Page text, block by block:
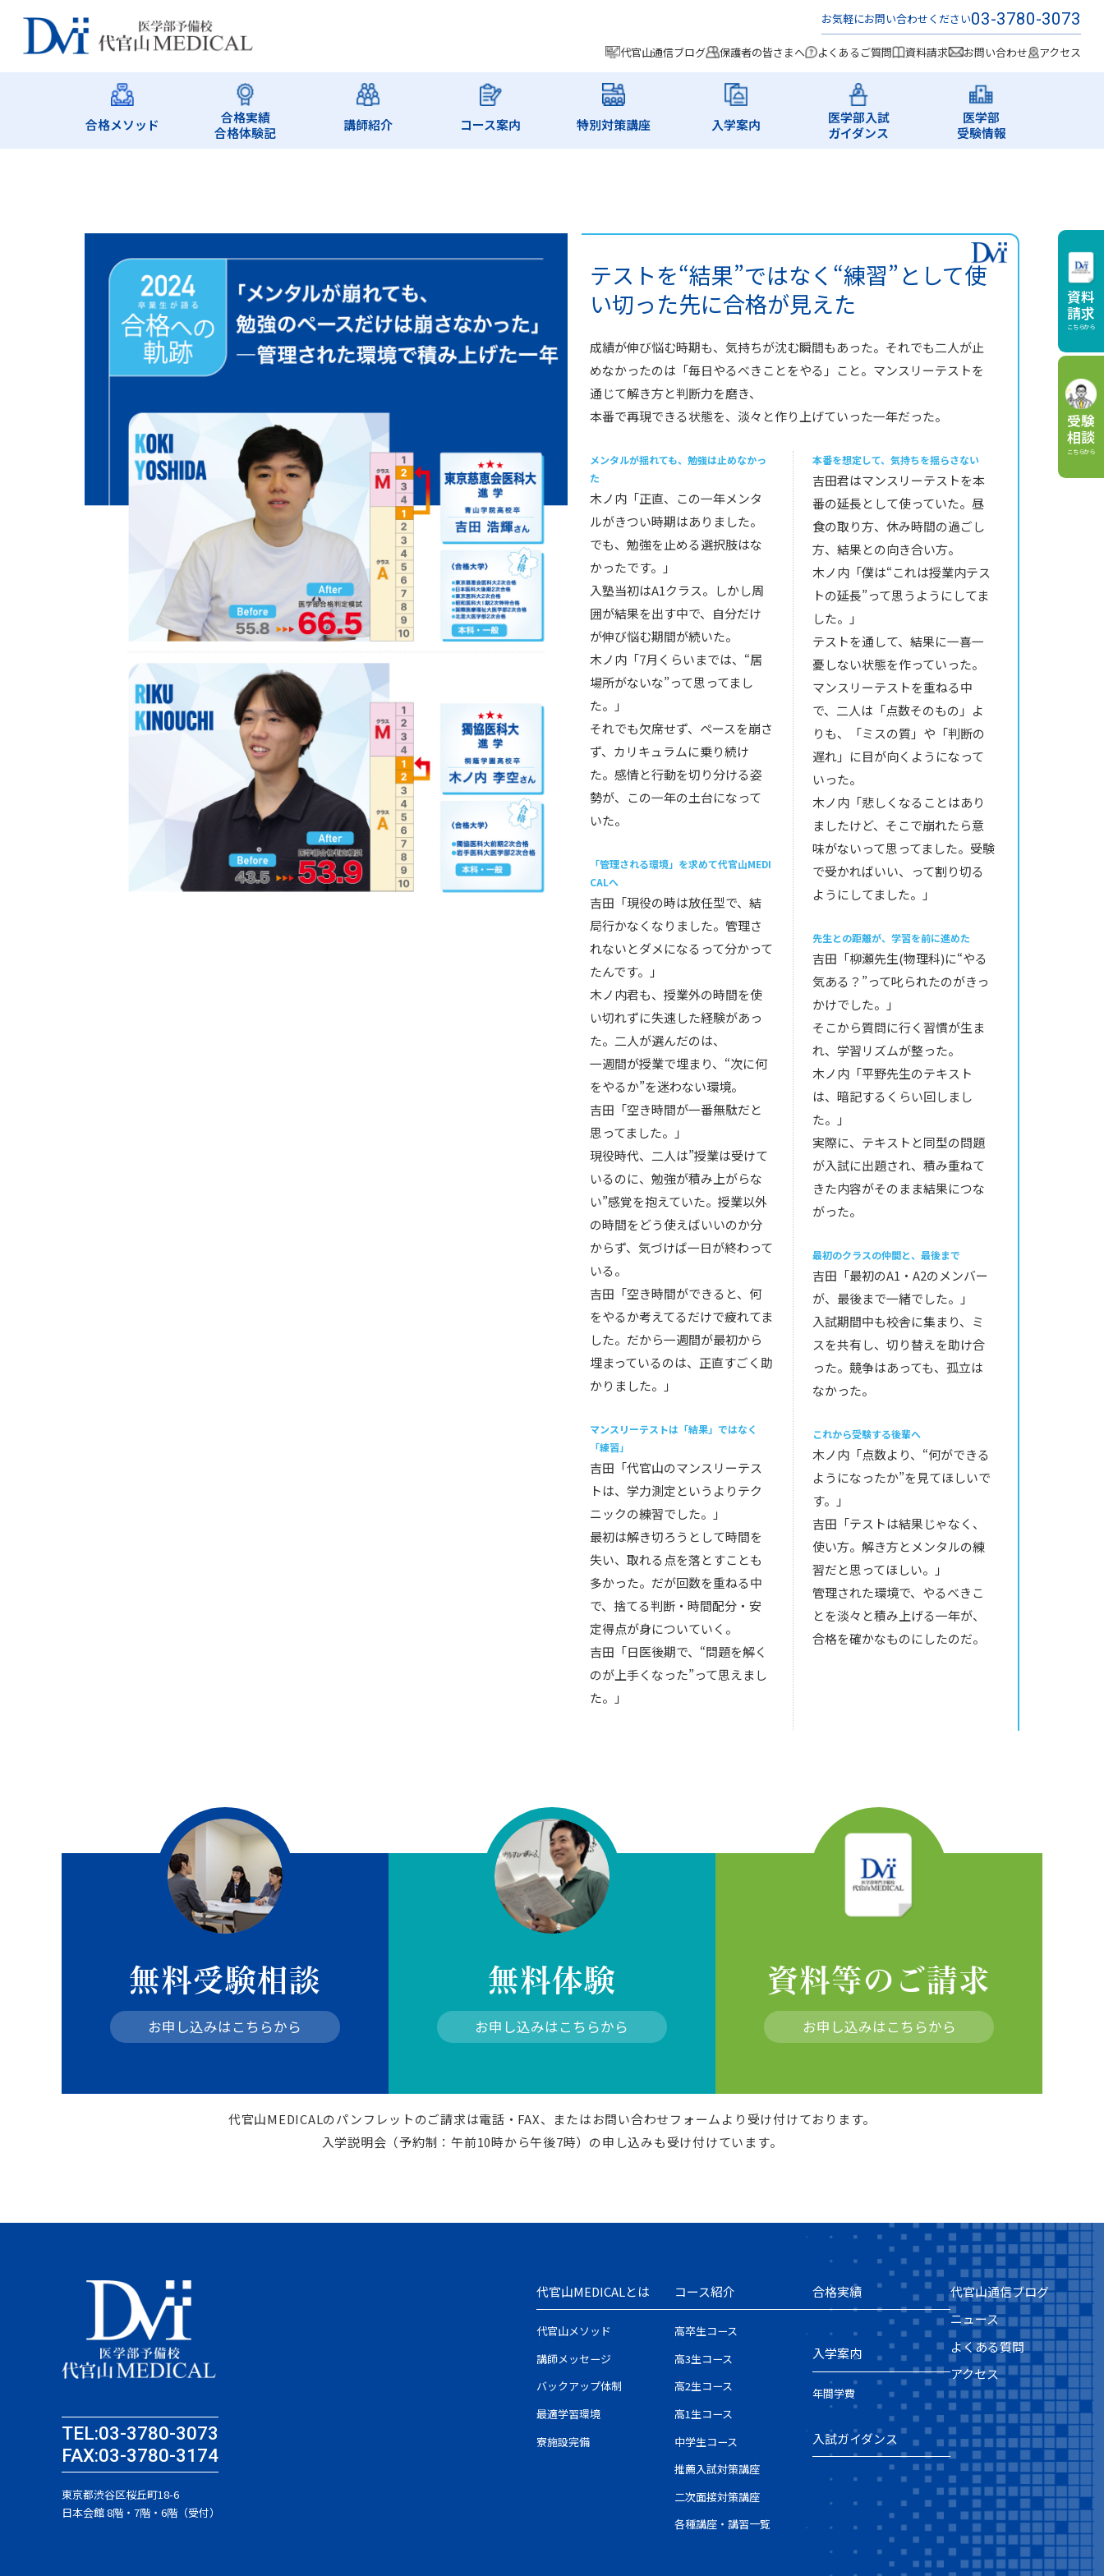
お気軽にお問い合わせください03-3780-3073
代官山通信ブログ 保護者の皆さまへ よくあるご質問 資料請求 お問い合わせ アクセス
合格メソッド
合格実績
合格体験記
講師紹介 コース案内 特別対策講座 入学案内
医学部入試
ガイダンス
医学部
受験情報
テストを“結果”ではなく“練習”として使
い切った先に合格が見えた
成績が伸び悩む時期も、気持ちが沈む瞬間もあった。それでも二人が止
めなかったのは「毎日やるべきことをやる」こと。マンスリーテストを
通じて解き方と判断力を磨き、
本番で再現できる状態を、淡々と作り上げていった一年だった。
メンタルが揺れても、勉強は止めなかっ
た
木ノ内「正直、この一年メンタ
ルがきつい時期はありました。
でも、勉強を止める選択肢はな
かったです。」
入塾当初はA1クラス。しかし周
囲が結果を出す中で、自分だけ
が伸び悩む期間が続いた。
木ノ内「7月くらいまでは、“居
場所がないな”って思ってまし
た。」
それでも欠席せず、ペースを崩さ
ず、カリキュラムに乗り続け
た。感情と行動を切り分ける姿
勢が、この一年の土台になって
いた。
「管理される環境」を求めて代官山MEDI
CALへ
吉田「現役の時は放任型で、結
局行かなくなりました。管理さ
れないとダメになるって分かって
たんです。」
木ノ内君も、授業外の時間を使
い切れずに失速した経験があっ
た。二人が選んだのは、
一週間が授業で埋まり、“次に何
をやるか”を迷わない環境。
吉田「空き時間が一番無駄だと
思ってました。」
現役時代、二人は”授業は受けて
いるのに、勉強が積み上がらな
い”感覚を抱えていた。授業以外
の時間をどう使えばいいのか分
からず、気づけば一日が終わって
いる。
吉田「空き時間ができると、何
をやるか考えてるだけで疲れてま
した。だから一週間が最初から
埋まっているのは、正直すごく助
かりました。」
マンスリーテストは「結果」ではなく
「練習」
吉田「代官山のマンスリーテス
トは、学力測定というよりテク
ニックの練習でした。」
最初は解き切ろうとして時間を
失い、取れる点を落とすことも
多かった。だが回数を重ねる中
で、捨てる判断・時間配分・安
定得点が身についていく。
吉田「日医後期で、“問題を解く
のが上手くなった”って思えまし
た。」
本番を想定して、気持ちを揺らさない
吉田君はマンスリーテストを本
番の延長として使っていた。昼
食の取り方、休み時間の過ごし
方、結果との向き合い方。
木ノ内「僕は“これは授業内テス
トの延長”って思うようにしてま
した。」
テストを通して、結果に一喜一
憂しない状態を作っていった。
マンスリーテストを重ねる中
で、二人は「点数そのもの」よ
りも、「ミスの質」や「判断の
遅れ」に目が向くようになって
いった。
木ノ内「悲しくなることはあり
ましたけど、そこで崩れたら意
味がないって思ってました。受験
で受かればいい、って割り切る
ようにしてました。」
先生との距離が、学習を前に進めた
吉田「柳瀬先生(物理科)に“やる
気ある？”って叱られたのがきっ
かけでした。」
そこから質問に行く習慣が生ま
れ、学習リズムが整った。
木ノ内「平野先生のテキスト
は、暗記するくらい回しまし
た。」
実際に、テキストと同型の問題
が入試に出題され、積み重ねて
きた内容がそのまま結果につな
がった。
最初のクラスの仲間と、最後まで
吉田「最初のA1・A2のメンバー
が、最後まで一緒でした。」
入試期間中も校舎に集まり、ミ
スを共有し、切り替えを助け合
った。競争はあっても、孤立は
なかった。
これから受験する後輩へ
木ノ内「点数より、“何ができる
ようになったか”を見てほしいで
す。」
吉田「テストは結果じゃなく、
使い方。解き方とメンタルの練
習だと思ってほしい。」
管理された環境で、やるべきこ
とを淡々と積み上げる一年が、
合格を確かなものにしたのだ。
無料受験相談
お申し込みはこちらから
無料体験
お申し込みはこちらから
資料等のご請求
お申し込みはこちらから
代官山MEDICALのパンフレットのご請求は電話・FAX、またはお問い合わせフォームより受け付けております。
入学説明会（予約制：午前10時から午後7時）の申し込みも受け付けています。
TEL:03-3780-3073
FAX:03-3780-3174
東京都渋谷区桜丘町18-6
日本会館 8階・7階・6階（受付）
代官山MEDICALとは
代官山メソッド
講師メッセージ
バックアップ体制
最適学習環境
寮施設完備
コース紹介
高卒生コース
高3生コース
高2生コース
高1生コース
中学生コース
推薦入試対策講座
二次面接対策講座
各種講座・講習一覧
合格実績
入学案内
年間学費
入試ガイダンス
代官山通信ブログ
ニュース
よくある質問
アクセス
資料
請求
こちらから
受験
相談
こちらから